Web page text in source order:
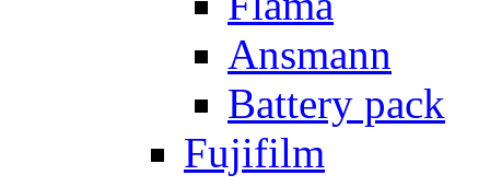
Ansmann
Battery pack
Fujifilm